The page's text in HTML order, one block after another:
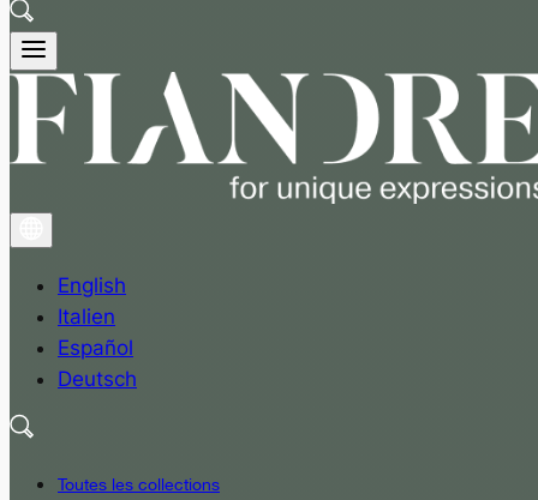
English
Italien
Español
Deutsch
Toutes les collections